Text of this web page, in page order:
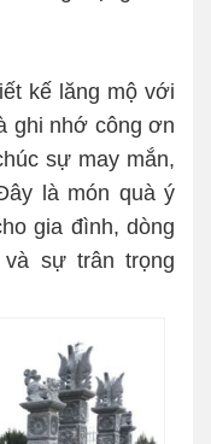
kế lăng mộ với
ghi nhớ công ơn
sự may mắn,
là món quà ý
gia đình, dòng
sự trân trọng